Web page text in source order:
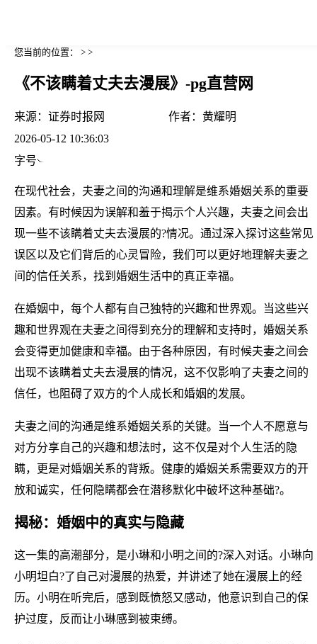
您当前的位置： > >
《不该瞒着丈夫去漫展》-pg直营网
来源： 证券时报网 作者： 黄耀明
2026-05-12 10:36:03
字号
在现代社会，夫妻之间的沟通和理解是维系婚姻关系的重要
因素。有时候因为误解和羞于揭示个人兴趣，夫妻之间会出
现一些不该瞒着丈夫去漫展的?情况。通过深入探讨这些常见
误区以及它们背后的心灵冒险，我们可以更好地理解夫妻之
间的信任关系，找到婚姻生活中的真正幸福。
在婚姻中，每个人都有自己独特的兴趣和世界观。当这些兴
趣和世界观在夫妻之间得到充分的理解和支持时，婚姻关系
会变得更加健康和幸福。由于各种原因，有时候夫妻之间会
出现不该瞒着丈夫去漫展的情况，这不仅影响了夫妻之间的
信任，也阻碍了双方的个人成长和婚姻的发展。
夫妻之间的沟通是维系婚姻关系的关键。当一个人不愿意与
对方分享自己的兴趣和想法时，这不仅是对个人生活的隐
瞒，更是对婚姻关系的背叛。健康的婚姻关系需要双方的开
放和诚实，任何隐瞒都会在潜移默化中破坏这种基础?。
揭秘：婚姻中的真实与隐藏
这一集的高潮部分，是小琳和小明之间的?深入对话。小琳向
小明坦白?了自己对漫展的热爱，并讲述了她在漫展上的经
历。小明在听完后，感到既愤怒又感动，他意识到自己的保
护过度，反而让小琳感到被束缚。